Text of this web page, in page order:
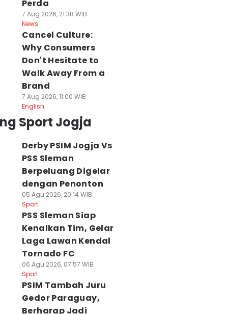
Perda
7 Aug 2026, 21:38 WIB
News
Cancel Culture:
Why Consumers
Don't Hesitate to
Walk Away From a
Brand
7 Aug 2026, 11:00 WIB
English
Sport Jogja
Derby PSIM Jogja Vs
PSS Sleman
Berpeluang Digelar
dengan Penonton
05 Agu 2026, 20:14 WIB
Sport
PSS Sleman Siap
Kenalkan Tim, Gelar
Laga Lawan Kendal
Tornado FC
06 Agu 2026, 07:57 WIB
Sport
PSIM Tambah Juru
Gedor Paraguay,
Berharap Jadi